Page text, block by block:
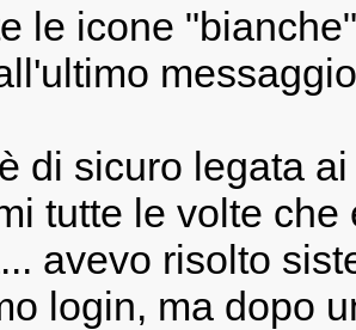
le icone
di sicuro legata
tutte le volte
avevo risolto
login, ma dopo